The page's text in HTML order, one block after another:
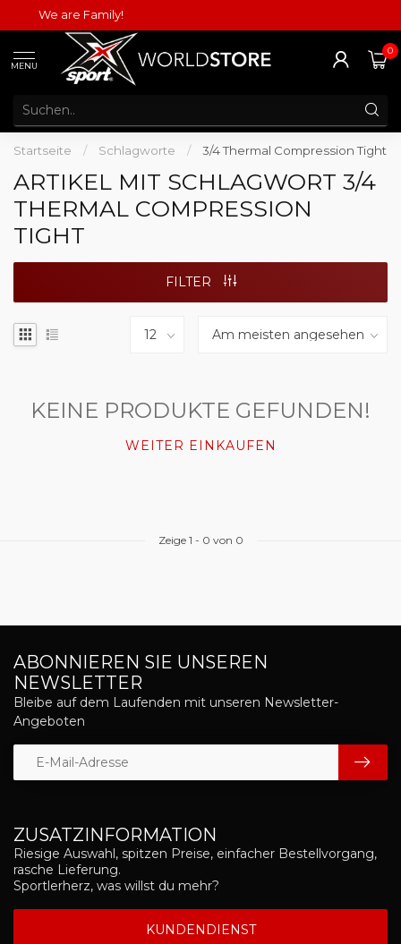
We are Family!
MENU
0
Startseite / Schlagworte / 3/4 Thermal Compression Tight
ARTIKEL MIT SCHLAGWORT 3/4
THERMAL COMPRESSION
TIGHT
FILTER
KEINE PRODUKTE GEFUNDEN!
WEITER EINKAUFEN
Zeige 1 - 0 von 0
ZUSATZINFORMATION
Riesige Auswahl, spitzen Preise, einfacher Bestellvorgang,
rasche Lieferung.
Sportlerherz, was willst du mehr?
KUNDENDIENST
ABONNIEREN SIE UNSEREN
NEWSLETTER
Bleibe auf dem Laufenden mit unseren Newsletter-
Angeboten